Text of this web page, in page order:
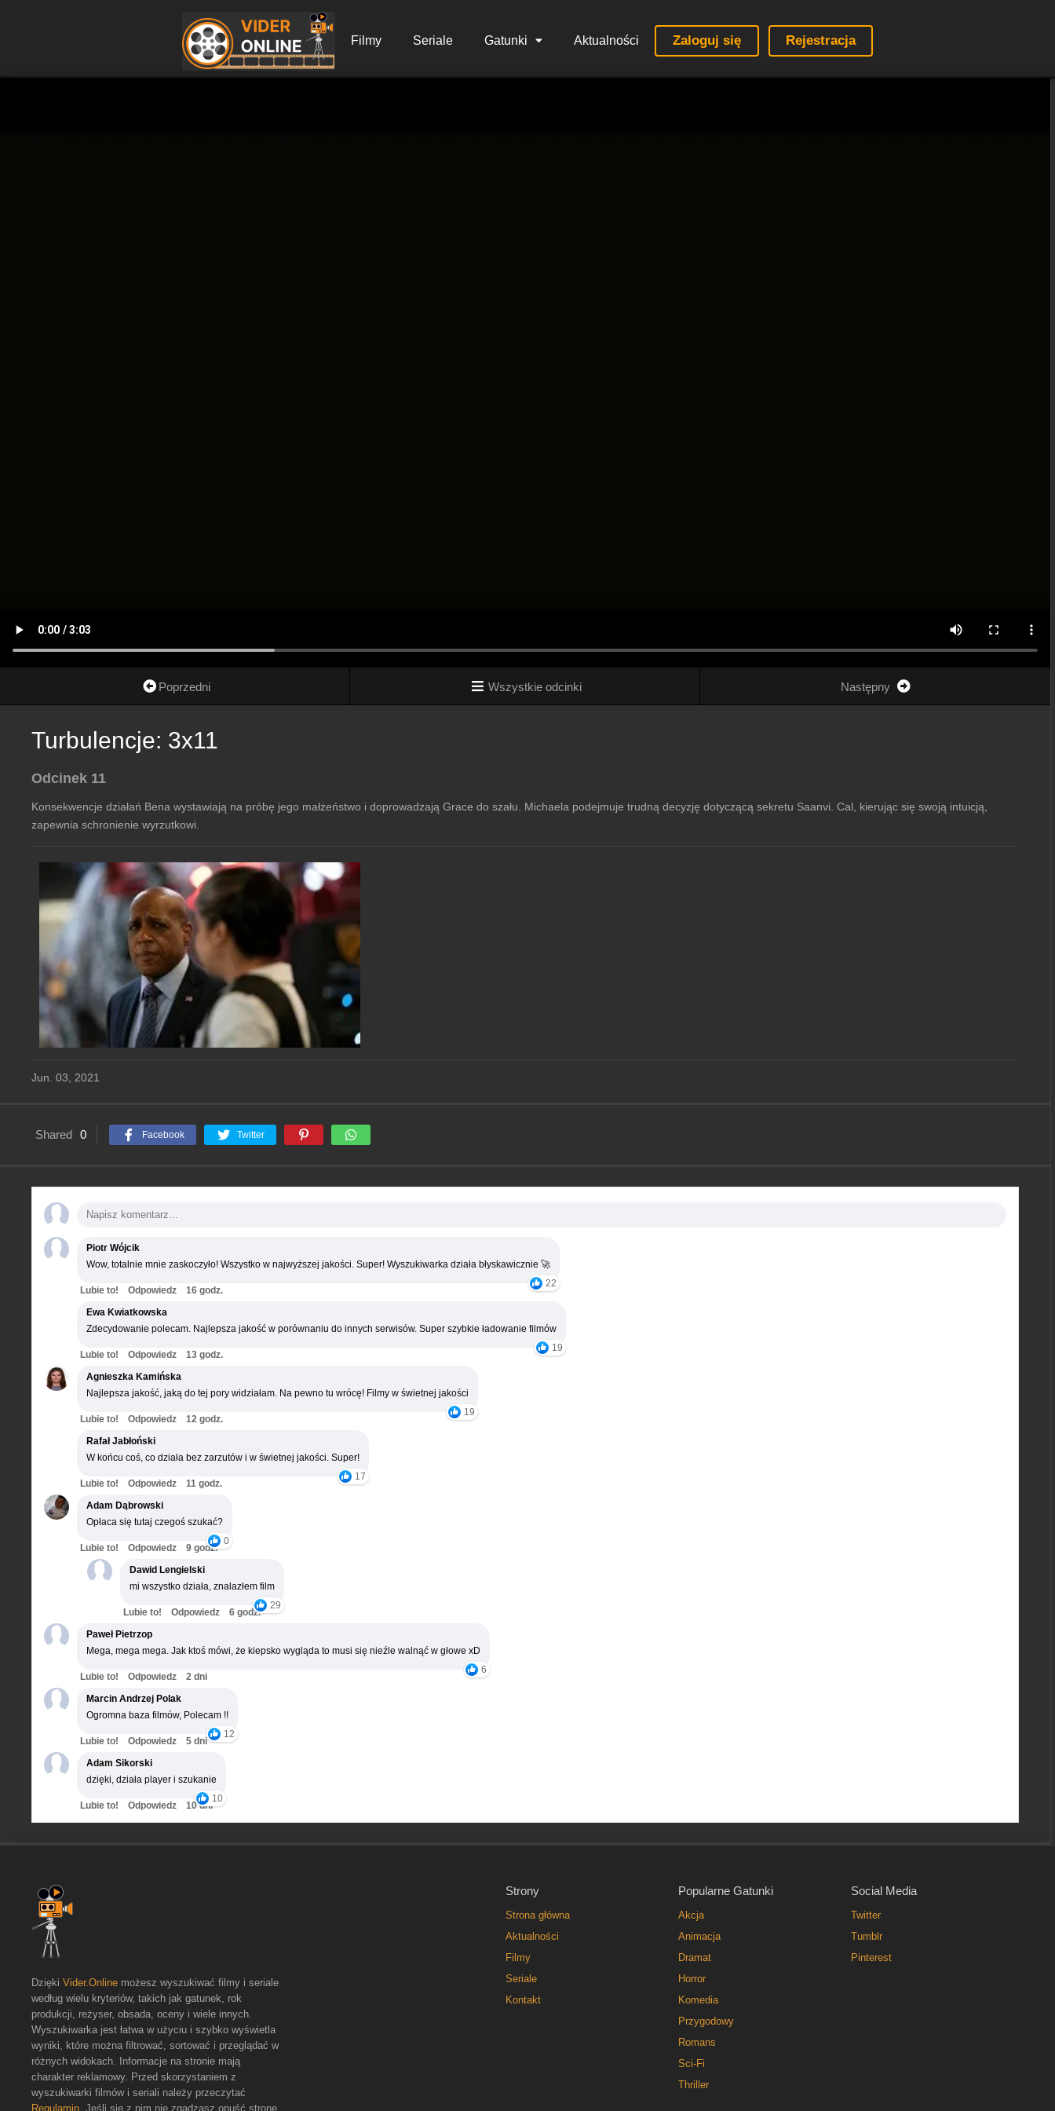
Filmy Seriale Gatunki Aktualności Zaloguj się Rejestracja
Poprzedni Wszystkie odcinki Następny
Turbulencje: 3x11
Odcinek 11
Konsekwencje działań Bena wystawiają na próbę jego małżeństwo i doprowadzają Grace do szału. Michaela podejmuje trudną decyzję dotyczącą sekretu Saanvi. Cal, kierując się swoją intuicją,
zapewnia schronienie wyrzutkowi.
Jun. 03, 2021
Shared 0 Facebook Twitter
Piotr Wójcik
Wow, totalnie mnie zaskoczyło! Wszystko w najwyższej jakości. Super! Wyszukiwarka działa błyskawicznie 🚀
22
Lubie to! Odpowiedz
16 godz.
Ewa Kwiatkowska
Zdecydowanie polecam. Najlepsza jakość w porównaniu do innych serwisów. Super szybkie ładowanie filmów
19
Lubie to! Odpowiedz
13 godz.
Agnieszka Kamińska
Najlepsza jakość, jaką do tej pory widziałam. Na pewno tu wrócę! Filmy w świetnej jakości
19
Lubie to! Odpowiedz
12 godz.
Rafał Jabłoński
W końcu coś, co działa bez zarzutów i w świetnej jakości. Super!
17
Lubie to! Odpowiedz
11 godz.
Adam Dąbrowski
Opłaca się tutaj czegoś szukać?
0
Lubie to! Odpowiedz
9 godz.
Dawid Lengielski
mi wszystko działa, znalazłem film
29
Lubie to! Odpowiedz
6 godz.
Paweł Pietrzop
Mega, mega mega. Jak ktoś mówi, że kiepsko wygląda to musi się nieźle walnąć w głowe xD
6
Lubie to! Odpowiedz
2 dni
Marcin Andrzej Polak
Ogromna baza filmów, Polecam !!
12
Lubie to! Odpowiedz
5 dni
Adam Sikorski
dzięki, działa player i szukanie
10
Lubie to! Odpowiedz 10 dni
Strony
Strona główna
Aktualności
Filmy
Seriale
Kontakt
Popularne Gatunki
Akcja
Animacja
Dramat
Horror
Komedia
Przygodowy
Romans
Sci-Fi
Thriller
Social Media
Twitter
Tumblr
Pinterest
Dzięki Vider.Online możesz wyszukiwać filmy i seriale
według wielu kryteriów, takich jak gatunek, rok
produkcji, reżyser, obsada, oceny i wiele innych.
Wyszukiwarka jest łatwa w użyciu i szybko wyświetla
wyniki, które można filtrować, sortować i przeglądać w
różnych widokach. Informacje na stronie mają
charakter reklamowy. Przed skorzystaniem z
wyszukiwarki filmów i seriali należy przeczytać
Regulamin . Jeśli się z nim nie zgadzasz opuść stronę.